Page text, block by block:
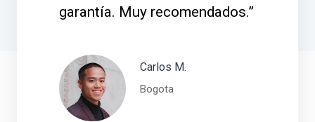
garantía. Muy recomendados.”
Carlos M.
Bogota